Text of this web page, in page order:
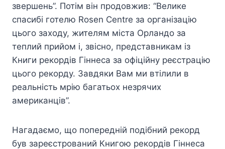
звершень”. Потім він продовжив: “Велике
спасибі готелю Rosen Centre за організацію
цього заходу, жителям міста Орландо за
теплий прийом і, звісно, представникам із
Книги рекордів Гіннеса за офіційну реєстрацію
цього рекорду. Завдяки Вам ми втілили в
реальність мрію багатьох незрячих
американців”.
Нагадаємо, що попередній подібний рекорд
був зареєстрований Книгою рекордів Гіннеса